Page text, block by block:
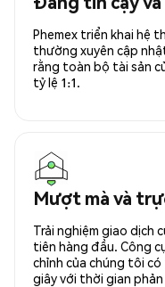
Phemex triển khai hệ
thường xuyên cập
rằng toàn bộ tài sản
tỷ lệ 1:1.
Mượt mà và
Trải nghiệm giao dịch
tiên hàng đầu. Công
chỉnh của chúng tôi có
giây với thời gian